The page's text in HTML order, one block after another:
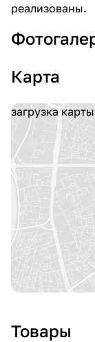
реализованы.
Карта
загрузка
Товары